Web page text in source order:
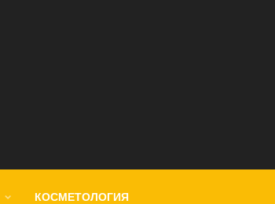
КОСМЕТОЛОГИЯ